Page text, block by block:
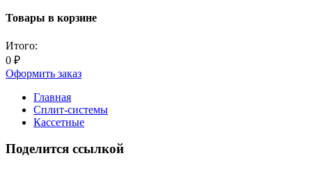
Товары в корзине
Итого:
0 ₽
Оформить заказ
Главная
Сплит-системы
Кассетные
Поделится ссылкой